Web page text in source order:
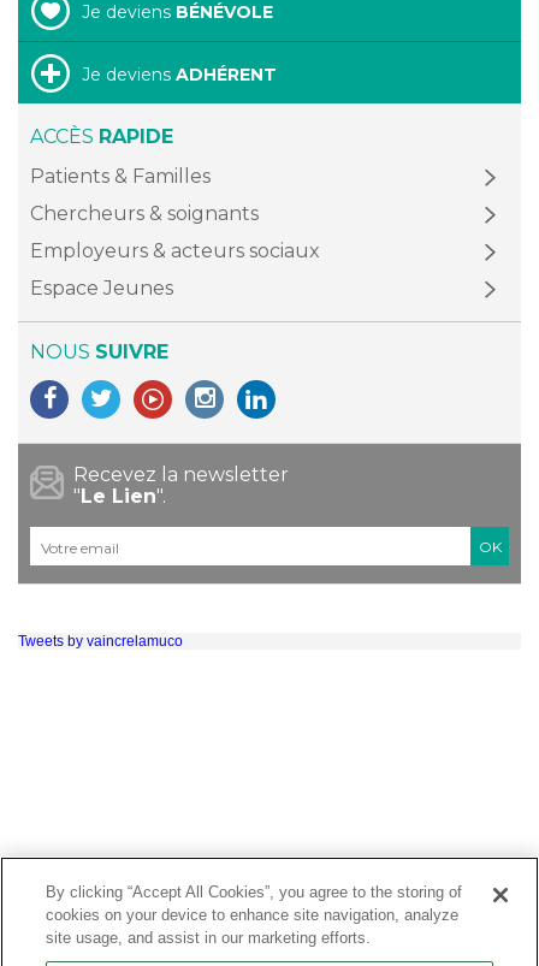
Je deviens BÉNÉVOLE
Je deviens ADHÉRENT
ACCÈS RAPIDE
Patients & Familles
Chercheurs & soignants
Employeurs & acteurs sociaux
Espace Jeunes
NOUS SUIVRE
Recevez la newsletter
" Le Lien".
Courriel*
Tweets by vaincrelamuco
By clicking “Accept All Cookies”, you agree to the storing of
cookies on your device to enhance site navigation, analyze
site usage, and assist in our marketing efforts.